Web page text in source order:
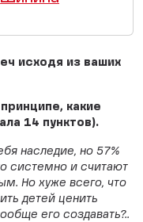
исходя из ваших
какие
14 пунктов).
наследие, но 57%
системно и считают
Но хуже всего, что
детей ценить
его создавать?..